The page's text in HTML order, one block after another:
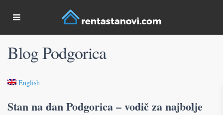
Blog Podgorica
English
Stan na dan Podgorica – vodič za najbolje